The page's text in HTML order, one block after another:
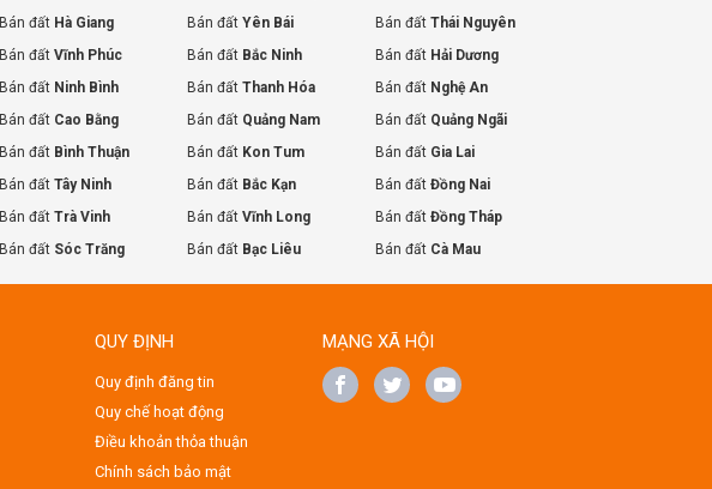
Bán đất Hà Giang Bán đất Yên Bái Bán đất Thái Nguyên
Bán đấtVĩnh Phúc Bán đất Bắc Ninh Bán đất Hải Dương
Bán đất Ninh Bình Bán đất Thanh Hóa Bán đất Nghệ An
Bán đất Cao Bằng Bán đất Quảng Nam Bán đất Quảng Ngãi
Bán đất Bình Thuận Bán đất Kon Tum Bán đất Gia Lai
Bán đấtTây Ninh Bán đất Bắc Kạn Bán đất Đồng Nai
Bán đấtTrà Vinh Bán đất Vĩnh Long Bán đất Đồng Tháp
Bán đất Sóc Trăng Bán đất Bạc Liêu Bán đất Cà Mau
QUY ĐỊNH
Quy định đăng tin
Quy chế hoạt động
Điều khoản thỏa thuận
Chính sách bảo mật
MẠNG XÃ HỘI